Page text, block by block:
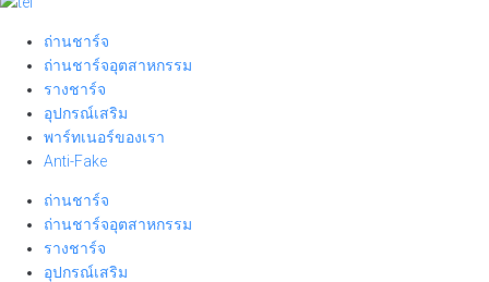
ถ่านชาร์จ
ถ่านชาร์จอุตสาหกรรม
รางชาร์จ
อุปกรณ์เสริม
พาร์ทเนอร์ของเรา
Anti-Fake
ถ่านชาร์จ
ถ่านชาร์จอุตสาหกรรม
รางชาร์จ
อุปกรณ์เสริม